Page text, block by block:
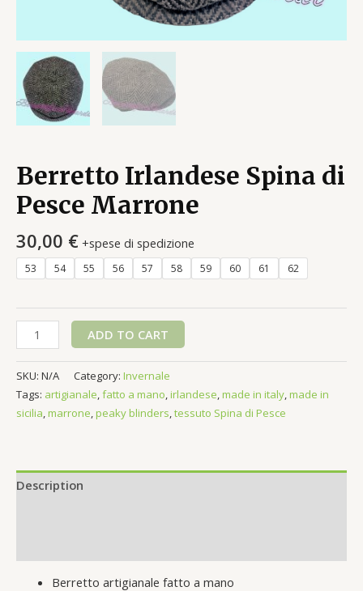
Berretto Irlandese Spina di
Pesce Marrone
30,00 € +spese di spedizione
53 54 55 56 57 58 59 60 61 62
Berretto
Irlandese
Spina
di
Pesce
Marrone
ADD TO CART
SKU: N/A Category: Invernale
Tags: artigianale,fatto a mano,irlandese,made in italy,made in
sicilia,marrone,peaky blinders,tessuto Spina di Pesce
Description
Berretto artigianale fatto a mano